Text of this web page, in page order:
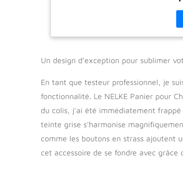
Un design d’exception pour sublimer
En tant que testeur professionnel, je
fonctionnalité. Le NELKE Panier pour
du colis, j’ai été immédiatement
teinte grise s’harmonise
comme les boutons en strass ajoutent
cet accessoire de se fondre avec grâce